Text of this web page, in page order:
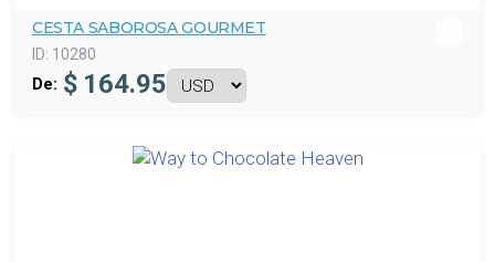
CESTA SABOROSA GOURMET
ID: 10280
De: $ 164.95